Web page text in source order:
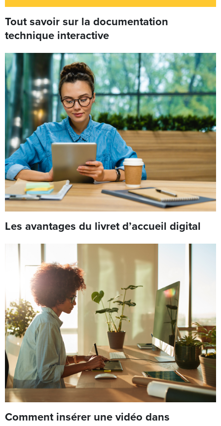
Tout savoir sur la documentation
technique interactive
Les avantages du livret d’accueil digital
Comment insérer une vidéo dans